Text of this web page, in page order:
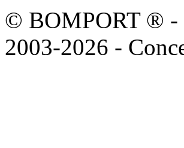
© BOMPORT ® -
2003-2026 -